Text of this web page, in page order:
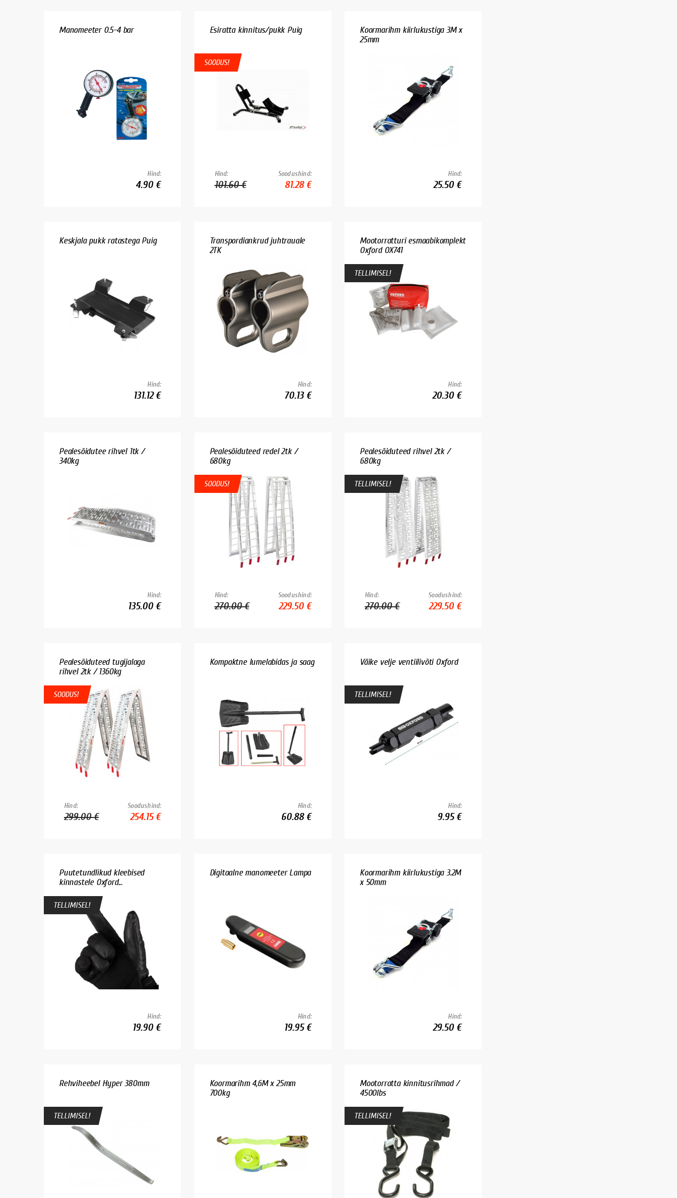
Manomeeter 0.5-4 bar
Hind:
4.90 €
Esiratta kinnitus/pukk Puig
SOODUS!
Hind:
101.60 €
Soodushind:
81.28 €
Koormarihm kiirlukustiga 3M x
25mm
Hind:
25.50 €
Keskjala pukk ratastega Puig
Hind:
131.12 €
Transpordiankrud juhtrauale
2TK
Hind:
70.13 €
Mootorratturi esmaabikomplekt
Oxford OX741
TELLIMISEL!
Hind:
20.30 €
Pealesõidutee rihvel 1tk /
340kg
Hind:
135.00 €
Pealesõiduteed redel 2tk /
680kg
SOODUS!
Hind:
270.00 €
Soodushind:
229.50 €
Pealesõiduteed rihvel 2tk /
680kg
TELLIMISEL!
Hind:
270.00 €
Soodushind:
229.50 €
Pealesõiduteed tugijalaga
rihvel 2tk / 1360kg
SOODUS!
Hind:
299.00 €
Soodushind:
254.15 €
Kompaktne lumelabidas ja saag
Hind:
60.88 €
Väike velje ventiilivõti Oxford
TELLIMISEL!
Hind:
9.95 €
Puutetundlikud kleebised
kinnastele Oxford...
TELLIMISEL!
Hind:
19.90 €
Digitaalne manomeeter Lampa
Hind:
19.95 €
Koormarihm kiirlukustiga 3.2M
x 50mm
Hind:
29.50 €
Rehviheebel Hyper 380mm
TELLIMISEL!
Koormarihm 4,6M x 25mm
700kg
Mootorratta kinnitusrihmad /
4500lbs
TELLIMISEL!